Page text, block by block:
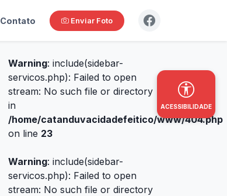
Contato Enviar Foto
Warning: include(sidebar-
servicos.php): Failed to open
stream: No such file or directory
in
/home/catanduvacidadefeitico/www/404.php
on line 23
Warning: include(sidebar-
servicos.php): Failed to open
stream: No such file or directory
ACESSIBILIDADE